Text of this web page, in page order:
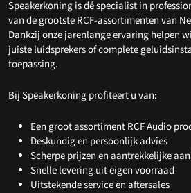
Speakerkoning is dé specialist in
van de grootste RCF-assortimenten van
Dankzij onze jarenlange ervaring helpen
juiste luidsprekers of complete
toepassing.
Bij Speakerkoning profiteert u van:
Een groot assortiment RCF Audio
Deskundig en persoonlijk advies
Scherpe prijzen en aantrekkelijke
Snelle levering uit eigen voorraad
Uitstekende service en aftersales